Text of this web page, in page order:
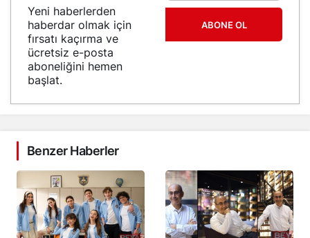
Yeni haberlerden
haberdar olmak için
fırsatı kaçırma ve
ücretsiz e-posta
aboneliğini hemen
başlat.
ABONE OL
Benzer Haberler